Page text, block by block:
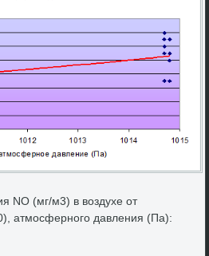
NO (мг/м3) в вοздухе от
атмосферного давления (Па):